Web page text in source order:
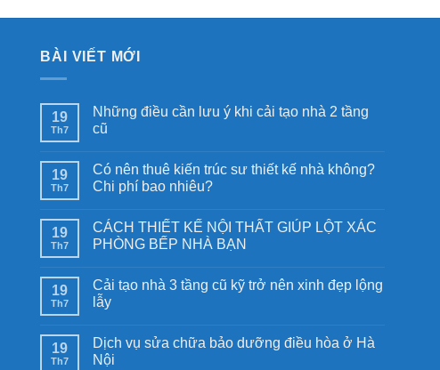
BÀI VIẾT MỚI
19
Th7
Những điều cần lưu ý khi cải tạo nhà 2 tầng
cũ
19
Th7
Có nên thuê kiến trúc sư thiết kế nhà không?
Chi phí bao nhiêu?
19
Th7
CÁCH THIẾT KẾ NỘI THẤT GIÚP LỘT XÁC
PHÒNG BẾP NHÀ BẠN
19
Th7
Cải tạo nhà 3 tầng cũ kỹ trở nên xinh đẹp lộng
lẫy
19
Th7
Dịch vụ sửa chữa bảo dưỡng điều hòa ở Hà
Nội